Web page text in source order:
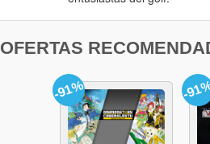
OFERTAS
-91% -